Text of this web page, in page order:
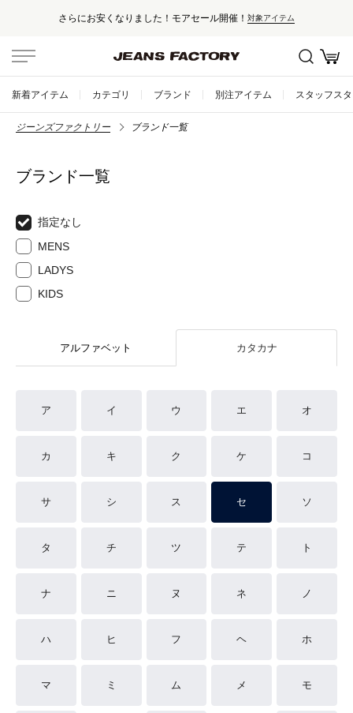
さらにお安くなりました！モアセール開催！ 対象アイテム
新着アイテム カテゴリ ブランド 別注アイテム スタッフス
ジーンズファクトリー ブランド一覧
ブランド一覧
指定なし
MENS
LADYS
KIDS
アルファベット カタカナ
ア イ ウ エ オ
カ キ ク ケ コ
サ シ ス セ ソ
タ チ ツ テ ト
ナ ニ ヌ ネ ノ
ハ ヒ フ ヘ ホ
マ ミ ム メ モ